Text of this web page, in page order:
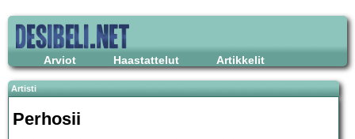
Arviot Haastattelut Artikkelit
Artisti
Perhosii